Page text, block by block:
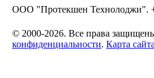
ООО "Протекшен Технолоджи".
© 2000-2026. Все права
конфиденциальности. Карта сайта